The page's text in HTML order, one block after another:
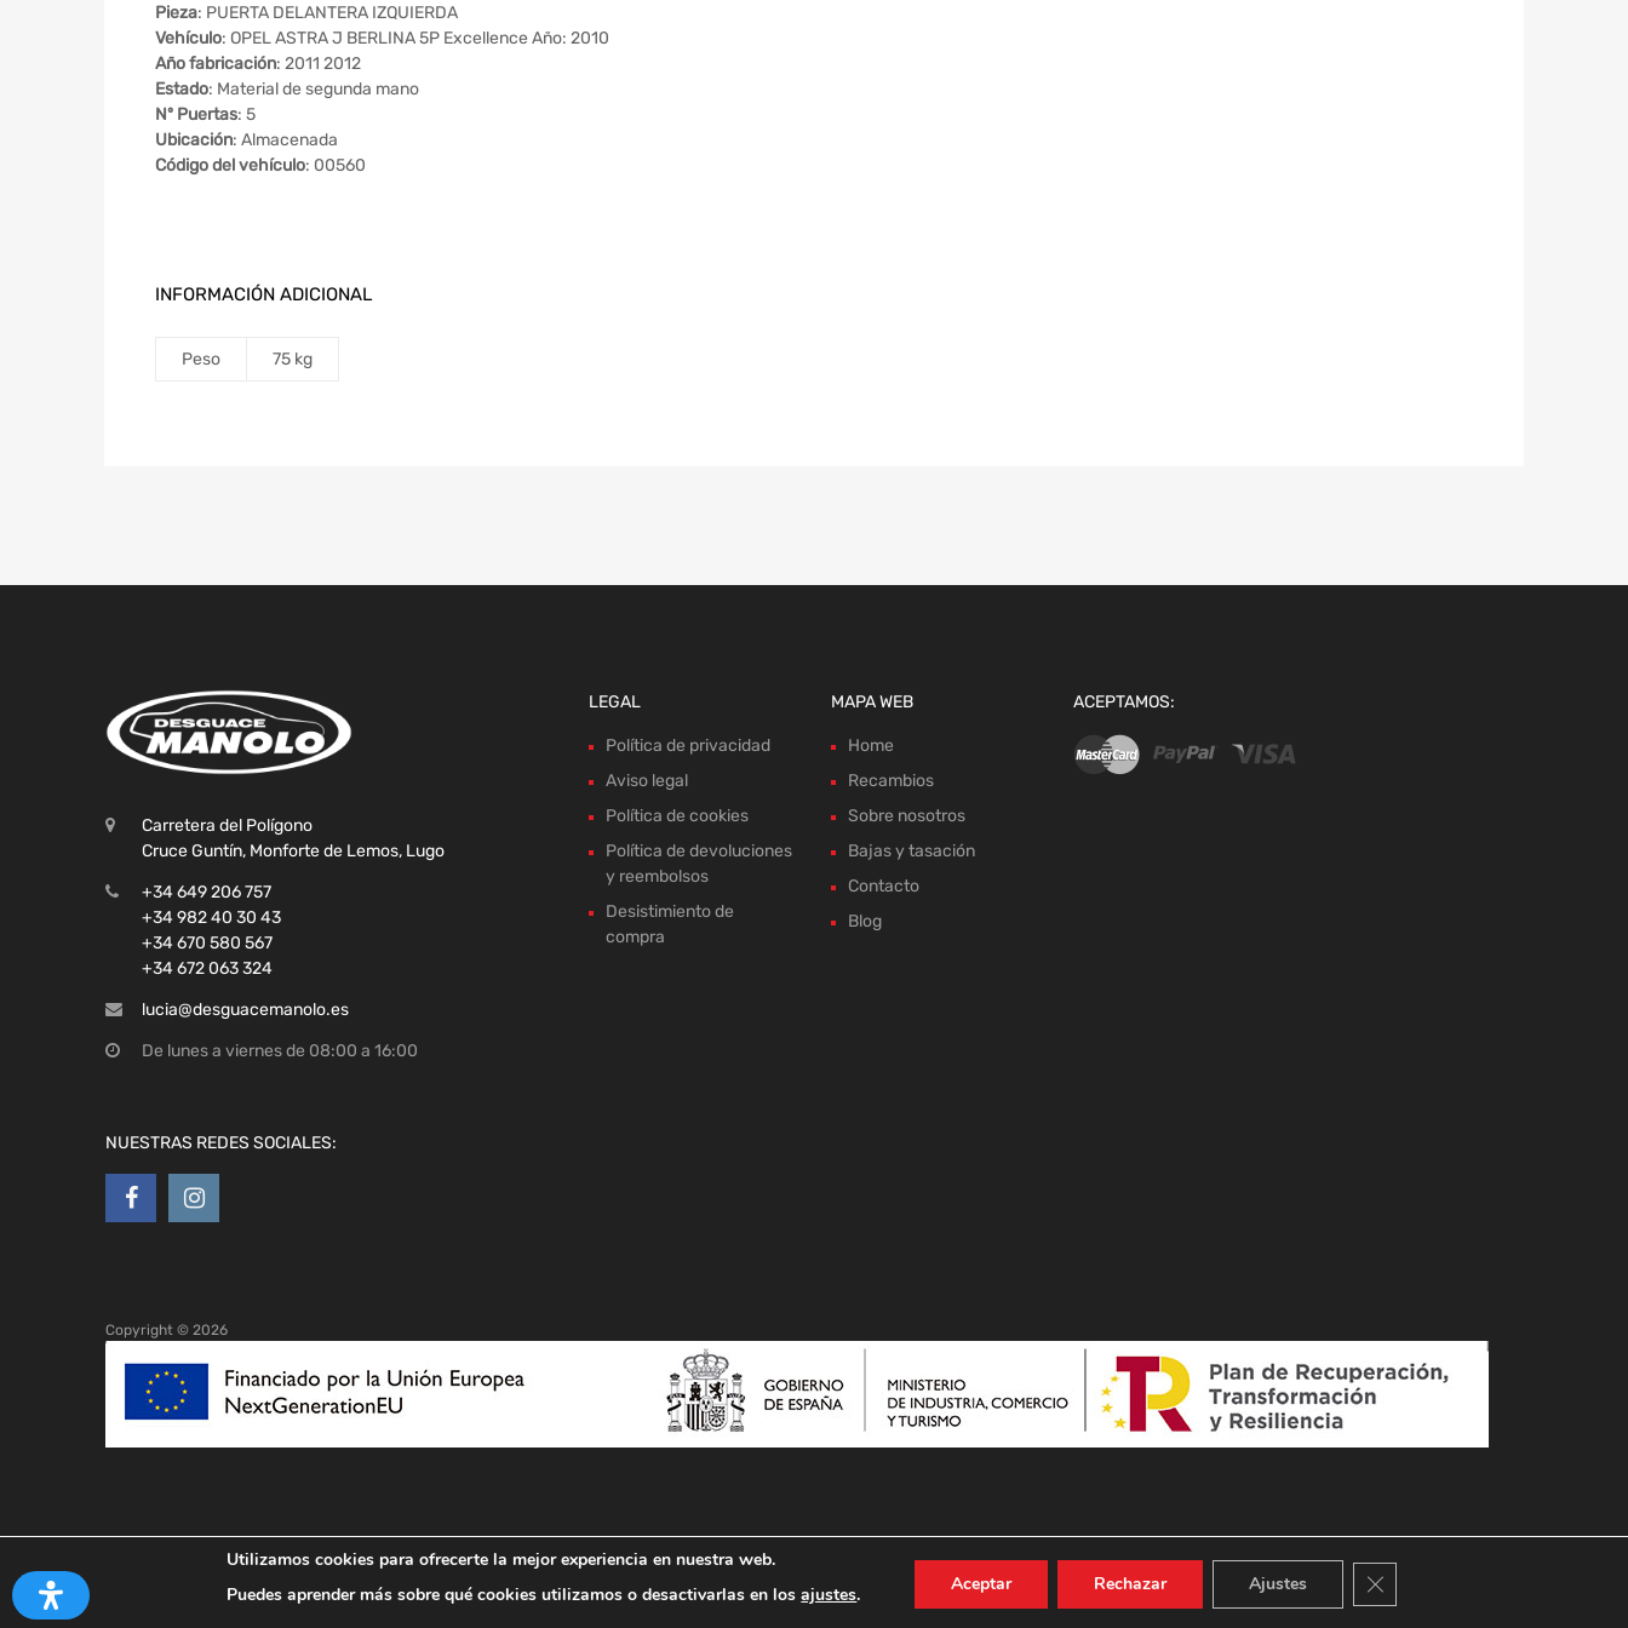
Pieza: PUERTA DELANTERA IZQUIERDA
Vehículo: OPEL ASTRA J BERLINA 5P Excellence Año: 2010
Año fabricación: 2011 2012
Estado: Material de segunda mano
Nº Puertas: 5
Ubicación: Almacenada
Código del vehículo: 00560
INFORMACIÓN ADICIONAL
Peso 75 kg
Carretera del Polígono
Cruce Guntín, Monforte de Lemos, Lugo
+34 649 206 757
+34 982 40 30 43
+34 670 580 567
+34 672 063 324
lucia@desguacemanolo.es
De lunes a viernes de 08:00 a 16:00
NUESTRAS REDES SOCIALES:
LEGAL
Política de privacidad
Aviso legal
Política de cookies
Política de devoluciones
y reembolsos
Desistimiento de
compra
MAPA WEB
Home
Recambios
Sobre nosotros
Bajas y tasación
Contacto
Blog
ACEPTAMOS:
Copyright © 2026
Utilizamos cookies para ofrecerte la mejor experiencia en nuestra web.
Puedes aprender más sobre qué cookies utilizamos o desactivarlas en losajustes. Aceptar Rechazar Ajustes Cerrar el banner de cookies RGPD